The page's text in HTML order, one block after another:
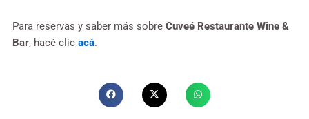
Para reservas y saber más sobre Cuveé Restaurante Wine &
Bar, hacé clic acá.